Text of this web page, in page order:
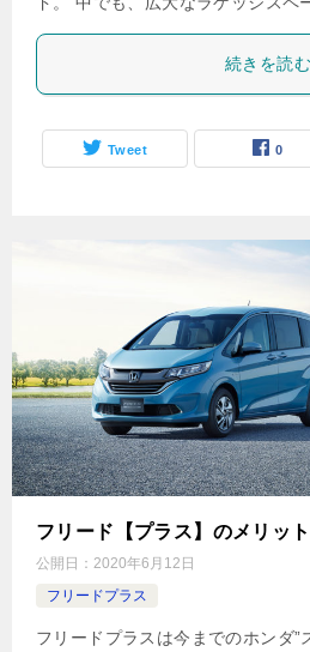
続きを読む
Tweet 0
フリード【プラス】のメリッ
公開日： 2020年6月12日
フリードプラス
フリードプラスは今までのホンダ”